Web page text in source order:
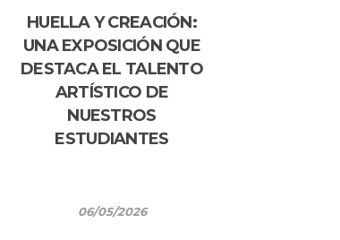
HUELLA Y CREACIÓN:
UNA EXPOSICIÓN QUE
DESTACA EL TALENTO
ARTÍSTICO DE
NUESTROS
ESTUDIANTES
06/05/2026